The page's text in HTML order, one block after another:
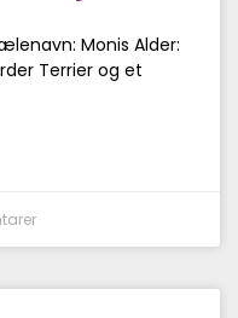
Monis Alder:
Terrier og et